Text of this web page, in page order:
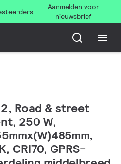
Aanmelden voor
nieuwsbrief
Road & street
250 W,
CRI70, GPRS-